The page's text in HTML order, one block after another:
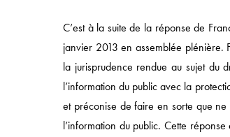
C’est à la suite de la réponse de
janvier 2013 en assemblée plénière.
la jurisprudence rendue au sujet du
l’information du public avec la
et préconise de faire en sorte que ne
l’information du public. Cette
COMPÉTENCES
SECTEURS
ÉQUIPES